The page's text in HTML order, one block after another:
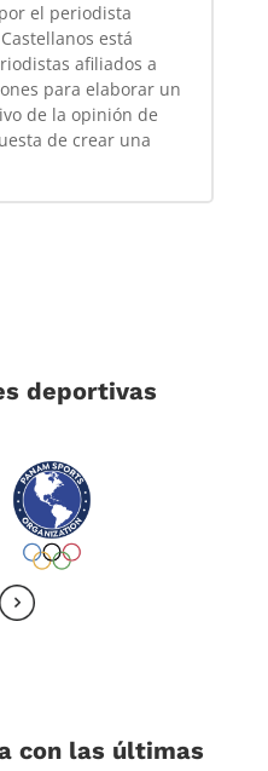
el periodista
está
afiliados a
para elaborar un
de la opinión de
de crear una
deportivas
con las últimas